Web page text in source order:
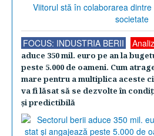
FOCUS: INDUSTRIA BERII
aduce 350 mil. euro pe an la
peste 5.000 de oameni. Cum
mare pentru a multiplica aceste
va fi lăsat să se dezvolte în
şi predictibilă